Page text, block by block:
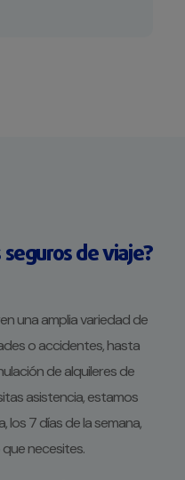
seguros de viaje?
una amplia variedad de
o accidentes, hasta
de alquileres de
asistencia, estamos
los 7 días de la semana,
necesites.